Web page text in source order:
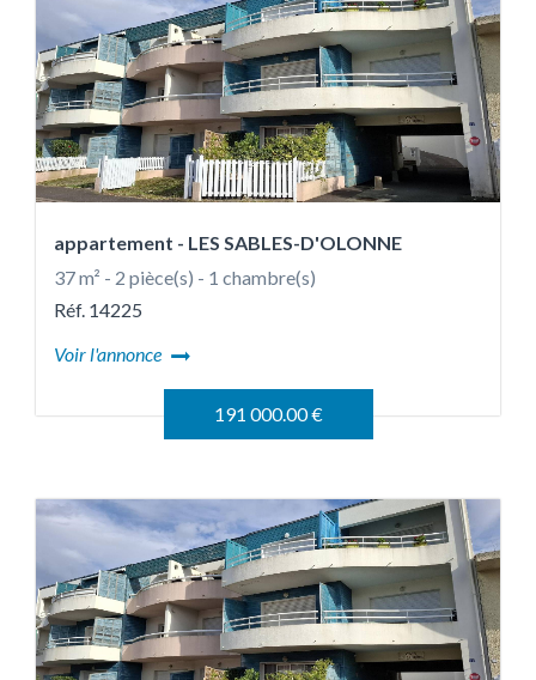
appartement - LES SABLES-D'OLONNE
37 m² - 2 pièce(s) - 1 chambre(s)
Réf. 14225
Voir l'annonce
191 000.00 €